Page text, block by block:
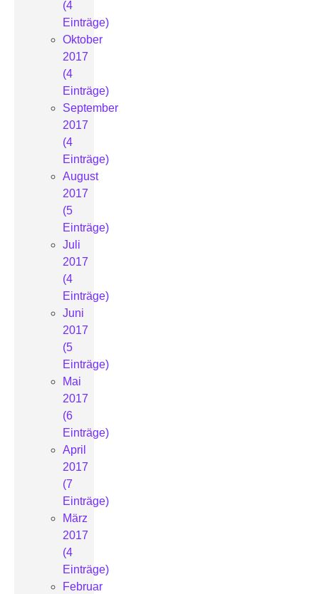
(4
Einträge)
Oktober
2017
(4
Einträge)
September
2017
(4
Einträge)
August
2017
(5
Einträge)
Juli
2017
(4
Einträge)
Juni
2017
(5
Einträge)
Mai
2017
(6
Einträge)
April
2017
(7
Einträge)
März
2017
(4
Einträge)
Februar